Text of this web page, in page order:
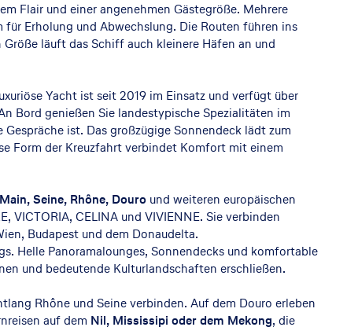
Flair und einer angenehmen Gästegröße. Mehrere
Erholung und Abwechslung. Die Routen führen ins
läuft das Schiff auch kleinere Häfen an und
Yacht ist seit 2019 im Einsatz und verfügt über
Bord genießen Sie landestypische Spezialitäten im
ist. Das großzügige Sonnendeck lädt zum
Form der Kreuzfahrt verbindet Komfort mit einem
Seine, Rhône, Douro und weiteren europäischen
VICTORIA, CELINA und VIVIENNE. Sie verbinden
Budapest und dem Donaudelta.
Helle Panoramalounges, Sonnendecks und komfortable
und bedeutende Kulturlandschaften erschließen.
Rhône und Seine verbinden. Auf dem Douro erleben
auf dem Nil, Mississipi oder dem Mekong, die